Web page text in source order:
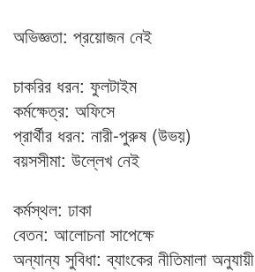
অভিজ্ঞতা: প্রয়োজন নেই
চাকরির ধরন: ফুলটাইম
কর্মক্ষেত্র: অফিসে
প্রার্থীর ধরন: নারী-পুরুষ (উভয়)
বয়সসীমা: উল্লেখ নেই
কর্মস্থল: ঢাকা
বেতন: আলোচনা সাপেক্ষে
অন্যান্য সুবিধা: ব্যাংকের নীতিমালা অনুযায়ী